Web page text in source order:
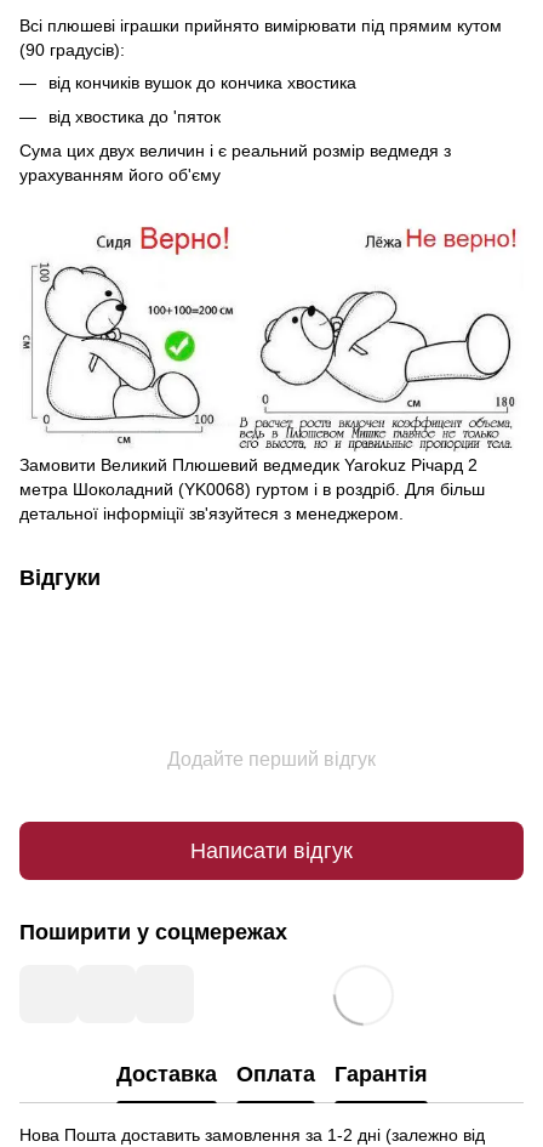
Всі плюшеві іграшки прийнято вимірювати під прямим кутом
(90 градусів):
від кончиків вушок до кончика хвостика
від хвостика до 'пяток
Сума цих двух величин і є реальний розмір ведмедя з
урахуванням його об'єму
Замовити Великий Плюшевий ведмедик Yarokuz Річард 2
метра Шоколадний (YK0068) гуртом і в роздріб. Для більш
детальної інформіції зв'язуйтеся з менеджером.
Відгуки
Додайте перший відгук
Написати відгук
Поширити у соцмережах
Доставка Оплата Гарантія
Нова Пошта доставить замовлення за 1-2 дні (залежно від